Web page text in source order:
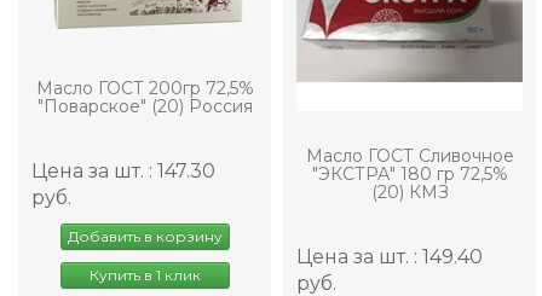
Масло ГОСТ 200гр 72,5%
"Поварское" (20) Россия
Цена за шт. : 147.30
руб.
Добавить в корзину
Купить в 1 клик
Масло ГОСТ Сливочное
"ЭКСТРА" 180 гр 72,5%
(20) КМЗ
Цена за шт. : 149.40
руб.